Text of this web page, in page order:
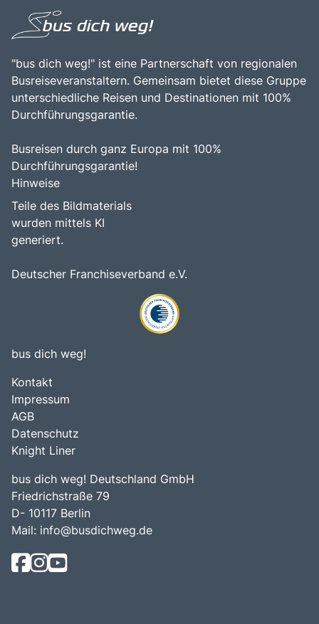
"bus dich weg!" ist eine Partnerschaft von regionalen
Busreiseveranstaltern. Gemeinsam bietet diese Gruppe
unterschiedliche Reisen und Destinationen mit 100%
Durchführungsgarantie.
Busreisen durch ganz Europa mit 100%
Durchführungsgarantie!
Hinweise
Teile des Bildmaterials
wurden mittels KI
generiert.
Deutscher Franchiseverband e.V.
bus dich weg!
Kontakt
Impressum
AGB
Datenschutz
Knight Liner
bus dich weg! Deutschland GmbH
Friedrichstraße 79
D- 10117 Berlin
Mail: info@busdichweg.de